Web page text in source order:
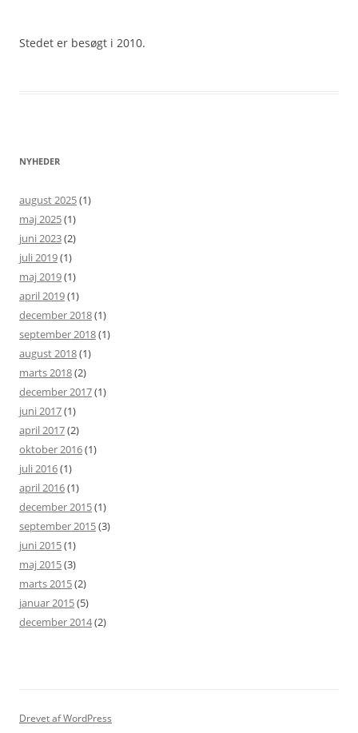
Stedet er besøgt i 2010.
NYHEDER
august 2025(1)
maj 2025(1)
juni 2023(2)
juli 2019(1)
maj 2019(1)
april 2019(1)
december 2018(1)
september 2018(1)
august 2018(1)
marts 2018(2)
december 2017(1)
juni 2017(1)
april 2017(2)
oktober 2016(1)
juli 2016(1)
april 2016(1)
december 2015(1)
september 2015(3)
juni 2015(1)
maj 2015(3)
marts 2015(2)
januar 2015(5)
december 2014(2)
Drevet af WordPress